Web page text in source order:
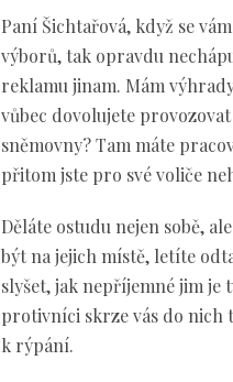
Paní Šichtařová, když se
výborů, tak opravdu
reklamu jinam. Mám
vůbec dovolujete
sněmovny? Tam máte
přitom jste pro své voliče
Děláte ostudu nejen sobě,
být na jejich místě, letíte
slyšet, jak nepříjemné jim je
protivníci skrze vás do nich
k rýpání.